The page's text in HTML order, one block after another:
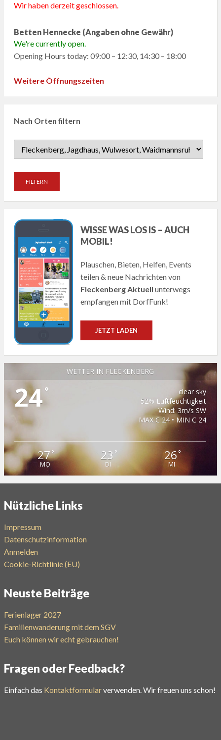
Wir haben derzeit geschlossen.
Betten Hennecke (Angaben ohne Gewähr)
We're currently open.
Opening Hours today: 09:00 – 12:30, 14:30 – 18:00
Weitere Öffnungszeiten
Nach Orten filtern
WISSE WAS LOS IS – AUCH
MOBIL!
Plauschen, Bieten, Helfen, Events
teilen & neue Nachrichten von
Fleckenberg Aktuell unterwegs
empfangen mit DorfFunk!
JETZT LADEN
WETTER IN FLECKENBERG
24°
clear sky
52% Luftfeuchtigkeit
Wind: 3m/s SW
MAX C 24 • MIN C 24
27°
MO
23 °
DI
26°
MI
Nützliche Links
Impressum
Datenschutzinformation
Anmelden
Cookie-Richtlinie (EU)
Neuste Beiträge
Ferienlager 2027
Familienwanderung mit dem SGV
Euch können wir echt gebrauchen!
Fragen oder Feedback?
Einfach das Kontaktformularverwenden. Wir freuen uns schon!